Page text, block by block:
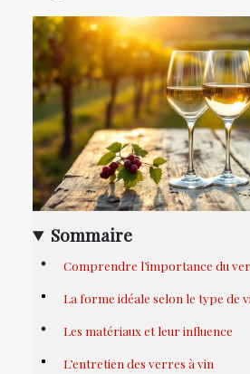
Sommaire
Comprendre l’importance du
La forme idéale selon le type de
Les matériaux et leur influence
L’entretien des verres à vin